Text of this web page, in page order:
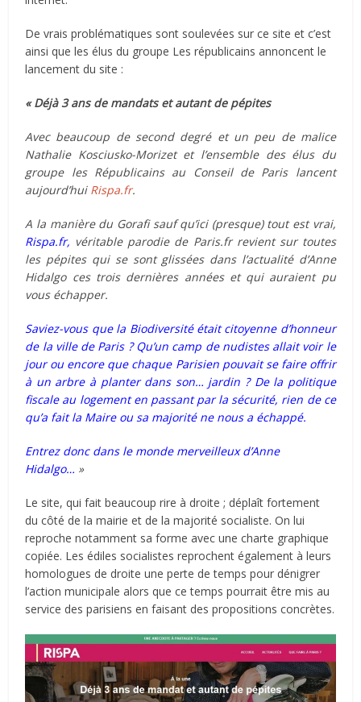
De vrais problématiques sont soulevées sur ce site et c’est
ainsi que les élus du groupe Les républicains annoncent le
lancement du site :
« Déjà 3 ans de mandats et autant de pépites
Avec beaucoup de second degré et un peu de malice
Nathalie Kosciusko-Morizet et l’ensemble des élus du
groupe les Républicains au Conseil de Paris lancent
aujourd’hui Rispa.fr.
A la manière du Gorafi sauf qu’ici (presque) tout est vrai,
Rispa.fr, véritable parodie de Paris.fr revient sur toutes
les pépites qui se sont glissées dans l’actualité d’Anne
Hidalgo ces trois dernières années et qui auraient pu
vous échapper.
Saviez-vous que la Biodiversité était citoyenne d’honneur
de la ville de Paris ? Qu’un camp de nudistes allait voir le
jour ou encore que chaque Parisien pouvait se faire offrir
à un arbre à planter dans son… jardin ? De la politique
fiscale au logement en passant par la sécurité, rien de ce
qu’a fait la Maire ou sa majorité ne nous a échappé.
Entrez donc dans le monde merveilleux d’Anne
Hidalgo… »
Le site, qui fait beaucoup rire à droite ; déplaît fortement
du côté de la mairie et de la majorité socialiste. On lui
reproche notamment sa forme avec une charte graphique
copiée. Les édiles socialistes reprochent également à leurs
homologues de droite une perte de temps pour dénigrer
l’action municipale alors que ce temps pourrait être mis au
service des parisiens en faisant des propositions concrètes.